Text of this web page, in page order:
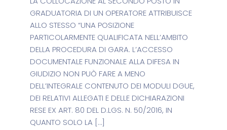
GRADUATORIA DI UN OPERATORE ATTRIBUISCE
ALLO STESSO “UNA POSIZIONE
PARTICOLARMENTE QUALIFICATA NELL’AMBITO
DELLA PROCEDURA DI GARA. L’ACCESSO
DOCUMENTALE FUNZIONALE ALLA DIFESA IN
GIUDIZIO NON PUÒ FARE A MENO
DELL’INTEGRALE CONTENUTO DEI MODULI DGUE,
DEI RELATIVI ALLEGATI E DELLE DICHIARAZIONI
RESE EX ART. 80 DEL D.LGS. N. 50/2016, IN
QUANTO SOLO LA […]